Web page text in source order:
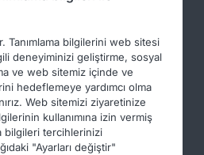
Tanımlama bilgilerini web sitesi
deneyiminizi geliştirme, sosyal
ve web sitemiz içinde ve
hedeflemeye yardımcı olma
Web sitemizi ziyaretinize
kullanımına izin vermiş
bilgileri tercihlerinizi
"Ayarları değiştir"